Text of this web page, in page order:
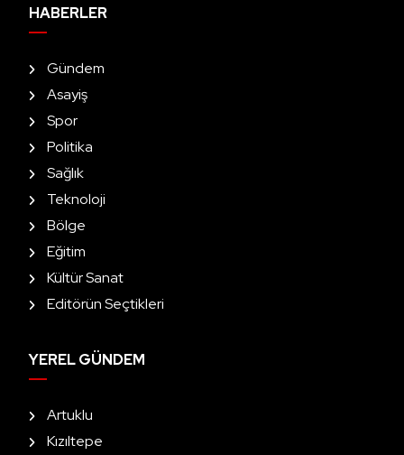
HABERLER
Gündem
Asayiş
Spor
Politika
Sağlık
Teknoloji
Bölge
Eğitim
Kültür Sanat
Editörün Seçtikleri
YEREL GÜNDEM
Artuklu
Kızıltepe